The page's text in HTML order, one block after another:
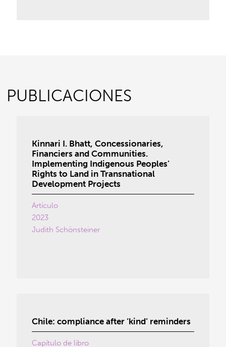
PUBLICACIONES
Kinnari I. Bhatt, Concessionaries,
Financiers and Communities.
Implementing Indigenous Peoples’
Rights to Land in Transnational
Development Projects
Artículo
2023
Judith Schönsteiner
Chile: compliance after ‘kind’ reminders
Capítulo de libro